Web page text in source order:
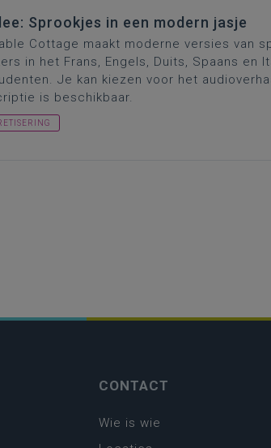
Sprookjes in een modern jasje
Cottage maakt moderne versies van
in het Frans, Engels, Duits, Spaans en
Je kan kiezen voor het
is beschikbaar.
CONTACT
Wie is wie